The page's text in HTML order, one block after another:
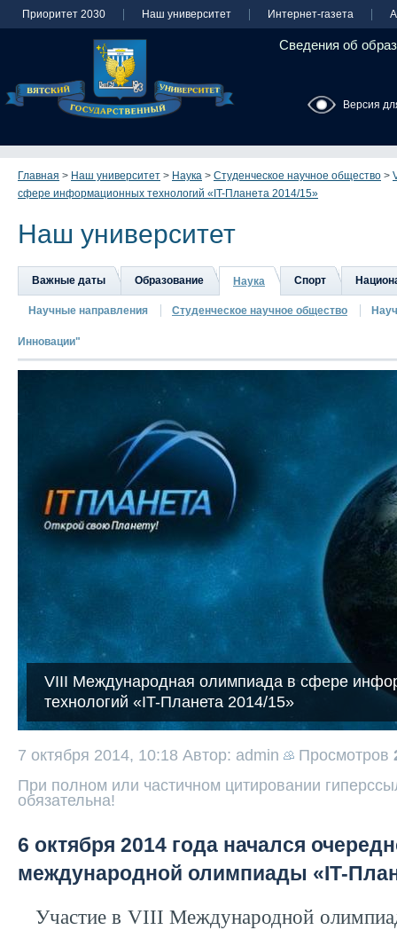
Приоритет 2030 Наш университет Интернет-газета
Сведения об
Версия
Главная > Наш университет > Наука > Студенческое научное общество >
сфере информационных технологий «IT-Планета 2014/15»
Наш университет
Важные даты Образование Наука Спорт
Научные направления Студенческое научное общество
Инновации"
VIII Международная олимпиада в сфере
технологий «IT-Планета 2014/15»
7 октября 2014, 10:18 Автор: admin Просмотров
При полном или частичном цитировании
обязательна!
6 октября 2014 года начался
международной олимпиады «IT-
Участие в VIII Международной